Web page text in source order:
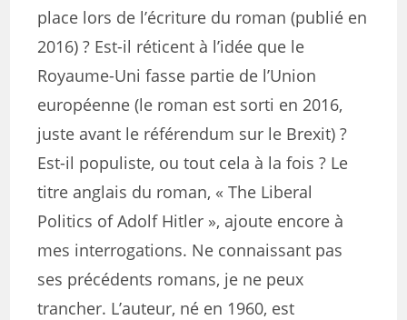
place lors de l’écriture du roman (publié en
2016) ? Est-il réticent à l’idée que le
Royaume-Uni fasse partie de l’Union
européenne (le roman est sorti en 2016,
juste avant le référendum sur le Brexit) ?
Est-il populiste, ou tout cela à la fois ? Le
titre anglais du roman, « The Liberal
Politics of Adolf Hitler », ajoute encore à
mes interrogations. Ne connaissant pas
ses précédents romans, je ne peux
trancher. L’auteur, né en 1960, est